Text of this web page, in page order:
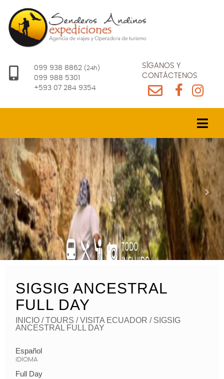
099 938 8862 (24h)
099 988 5301
+593 07 284 9354
SÍGANOS Y
CONTÁCTENOS
SIGSIG ANCESTRAL
FULL DAY
INICIO / TOURS /VISITA ECUADOR / SIGSIG
ANCESTRAL FULL DAY
Español
IDIOMA
Full Day